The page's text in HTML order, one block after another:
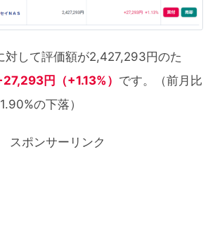
対して評価額が2,427,293円のた
円（+1.13%） です。（前月比
の下落）
スポンサーリンク